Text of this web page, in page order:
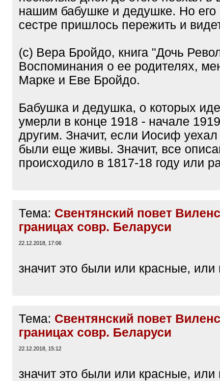
нашим бабушке и дедушке. Но
сестре пришлось пережить и
(с) Вера Бройдо, книга "Дочь
Воспоминания о ее родителях,
Марке и Еве Бройдо.
Бабушка и дедушка, о которых
умерли в конце 1918 - начале
другим. Значит, если Иосиф
были еще живы. Значит, все
происходило в 1817-18 году или
Тема: Свентянский повет
границах совр. Беларуси
22.12.2018, 17:06
значит это были или красные, или
Тема: Свентянский повет
границах совр. Беларуси
22.12.2018, 15:12
значит это были или красные, или